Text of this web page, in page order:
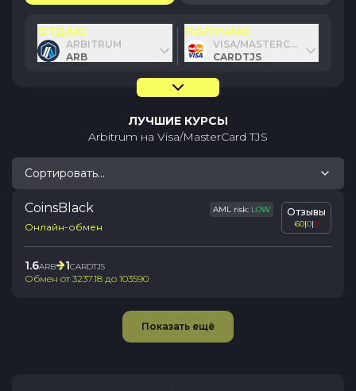
ОТДАЮ
ARBITRUM
ARB
ПОЛУЧАЮ
VISA/MASTERCARD TJS
CARDTJS
ЛУЧШИЕ КУРСЫ
Arbitrum на Visa/MasterCard TJS
Сортировать...
CoinsBlack AML risk: LOW
Онлайн-обмен
Отзывы
60|0|0
1.6ARB 1CARDTJS
Обмен от3237.18 до 103590
Показать ещё